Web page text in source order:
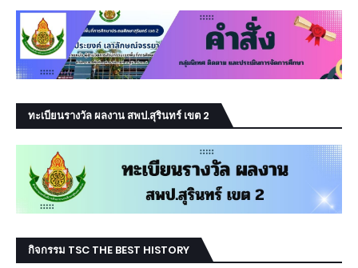
ทะเบียนรางวัล ผลงาน สพป.สุรินทร์ เขต 2
กิจกรรม TSC THE BEST HISTORY